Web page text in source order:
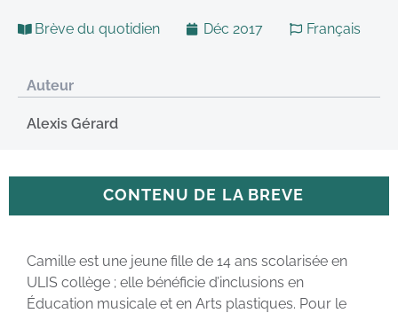
Brève du quotidien Déc 2017 Français
Auteur
Alexis Gérard
CONTENU DE LA BREVE
Camille est une jeune fille de 14 ans scolarisée en
ULIS collège ; elle bénéficie d’inclusions en
Éducation musicale et en Arts plastiques. Pour le